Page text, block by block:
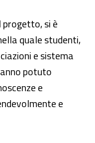
si è
quale studenti,
e sistema
potuto
e
e